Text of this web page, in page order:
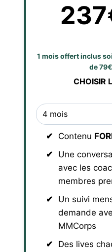
1 mois offert inclus
de
CHOISIR
Contenu
Une
avec les
membres
Un suivi
demande
MMCorps
Des lives